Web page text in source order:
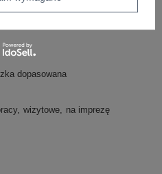
dopasowana
wizytowe
na imprezę